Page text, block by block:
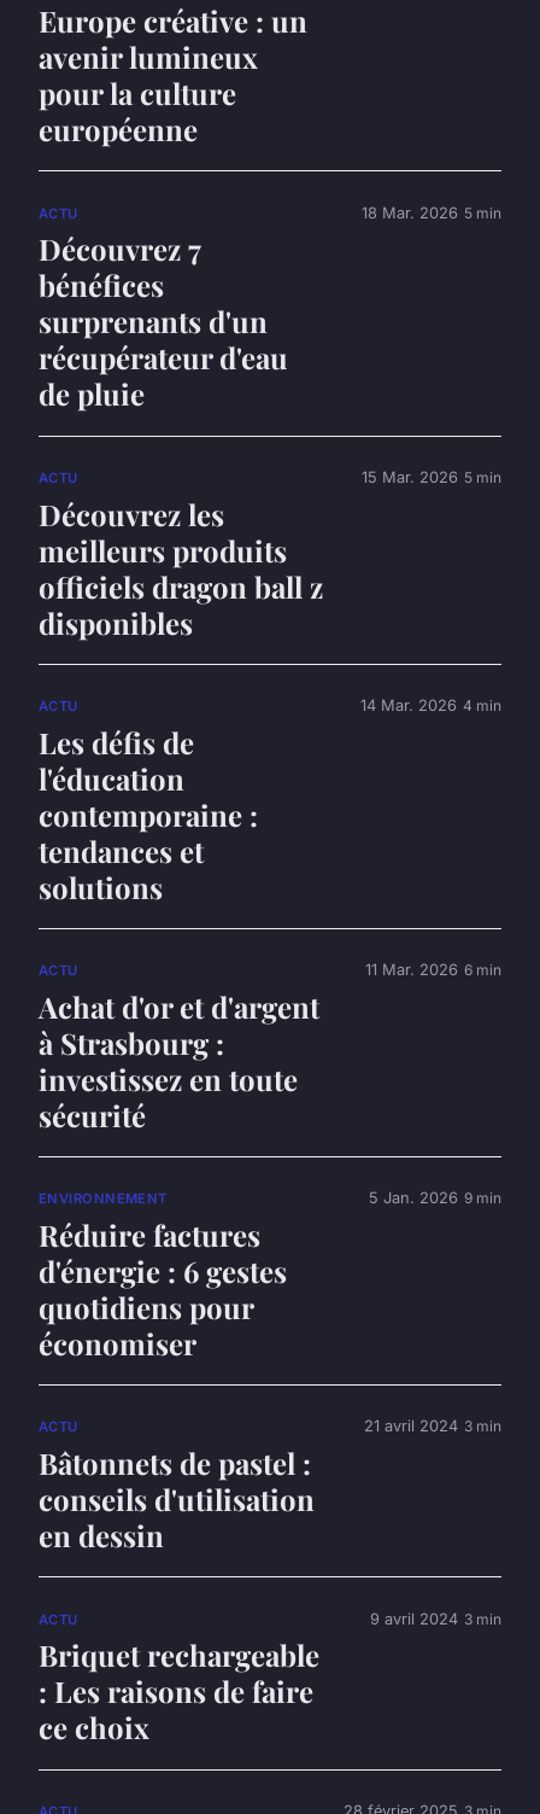
Europe créative : un
avenir lumineux
pour la culture
européenne
ACTU
Découvrez 7
bénéfices
surprenants d'un
récupérateur d'eau
de pluie
18 Mar. 2026 5 min
ACTU
Découvrez les
meilleurs produits
officiels dragon ball z
disponibles
15 Mar. 2026 5 min
ACTU
Les défis de
l'éducation
contemporaine :
tendances et
solutions
14 Mar. 2026 4 min
ACTU
Achat d'or et d'argent
à Strasbourg :
investissez en toute
sécurité
11 Mar. 2026 6 min
ENVIRONNEMENT
Réduire factures
d'énergie : 6 gestes
quotidiens pour
économiser
5 Jan. 2026 9 min
ACTU
Bâtonnets de pastel :
conseils d'utilisation
en dessin
21 avril 2024 3 min
ACTU
Briquet rechargeable
: Les raisons de faire
ce choix
9 avril 2024 3 min